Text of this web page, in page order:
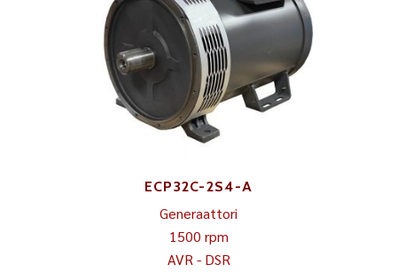
ECP32C-2S4-A
Generaattori
1500 rpm
AVR - DSR